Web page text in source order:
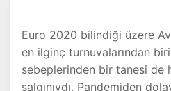
Euro 2020 bilindiği üzere
en ilginç turnuvalarından
sebeplerinden bir tanesi de
salgınıydı. Pandemiden